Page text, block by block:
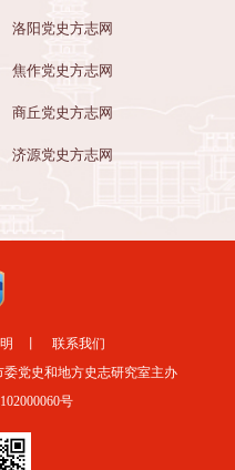
洛阳党史方志网
焦作党史方志网
商丘党史方志网
济源党史方志网
联系我们
委党史和地方史志研究室主办
号